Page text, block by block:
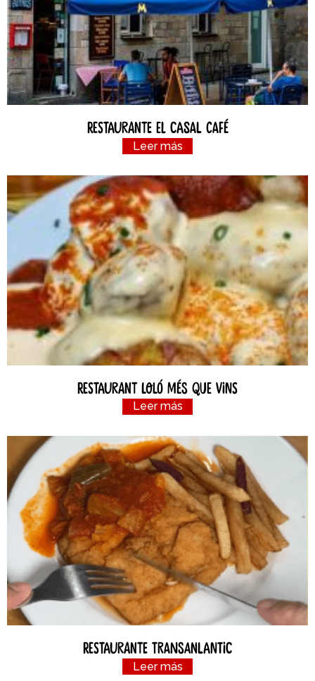
Restaurante el Casal Café
Leer más
Restaurant Loló Més Que Vins
Leer más
Restaurante Transanlantic
Leer más